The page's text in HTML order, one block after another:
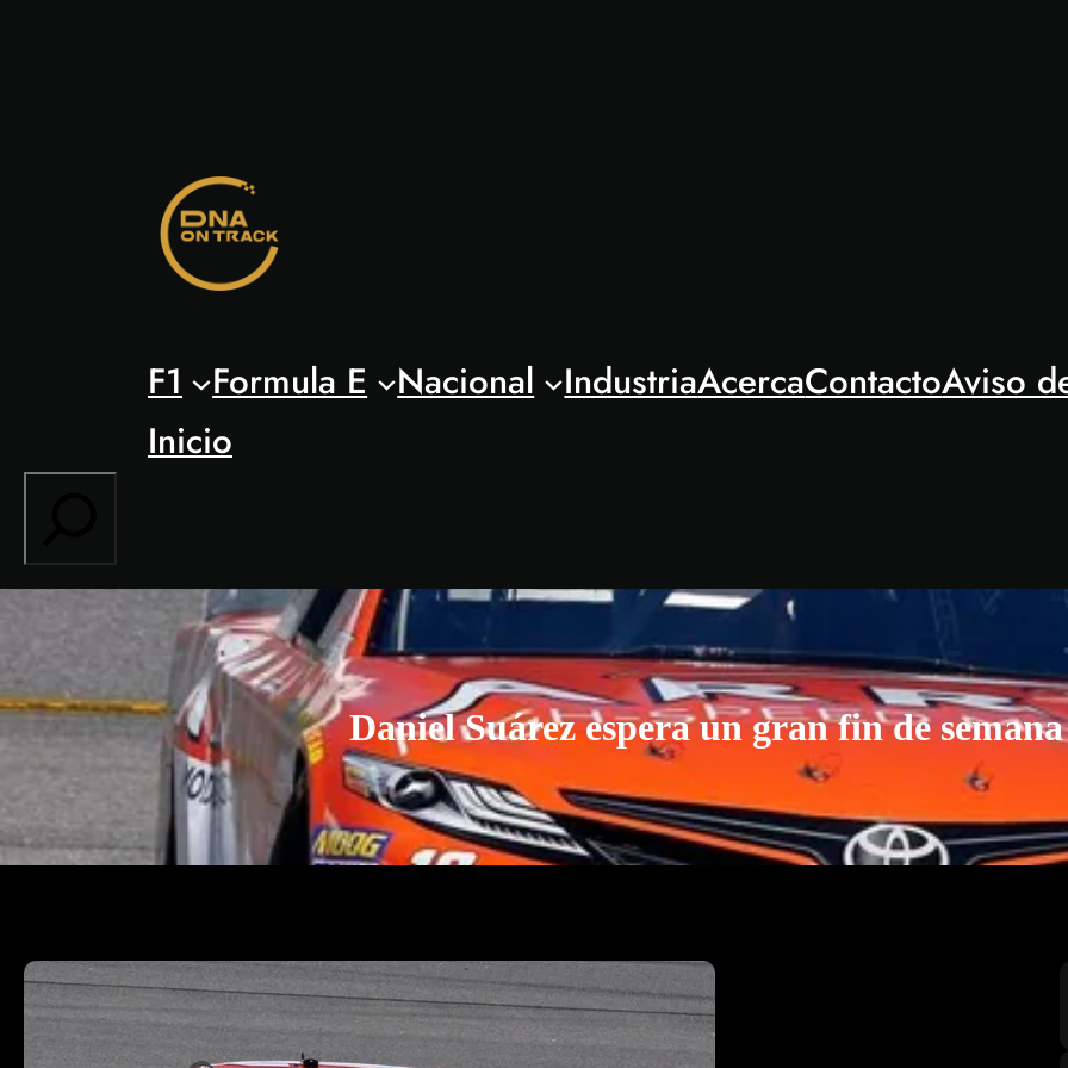
F1 Formula E Nacional IndustriaAcercaContactoAviso
Inicio
Daniel Suárez espera un gran fin de